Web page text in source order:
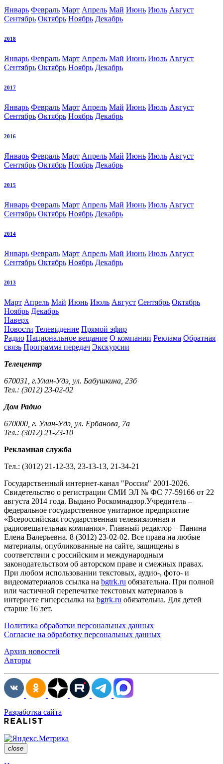
Январь Февраль Март Апрель Май Июнь Июль Август
Сентябрь Октябрь Ноябрь Декабрь
2018
Январь Февраль Март Апрель Май Июнь Июль Август
Сентябрь Октябрь Ноябрь Декабрь
2017
Январь Февраль Март Апрель Май Июнь Июль Август
Сентябрь Октябрь Ноябрь Декабрь
2016
Январь Февраль Март Апрель Май Июнь Июль Август
Сентябрь Октябрь Ноябрь Декабрь
2015
Январь Февраль Март Апрель Май Июнь Июль Август
Сентябрь Октябрь Ноябрь Декабрь
2014
Январь Февраль Март Апрель Май Июнь Июль Август
Сентябрь Октябрь Ноябрь Декабрь
2013
Март Апрель Май Июнь Июль Август Сентябрь Октябрь
Ноябрь Декабрь
Наверх
Новости Телевидение Прямой эфир
Радио Национальное вещание О компании Реклама Обратная
связь Программа передач Экскурсии
Телецентр
670031, г.Улан-Удэ, ул. Бабушкина, 23б
Тел.: (3012) 23-02-02
Дом Радио
670000, г. Улан-Удэ, ул. Ербанова, 7а
Тел.: (3012) 21-23-10
Рекламная служба
Тел.: (3012) 21-12-33, 23-13-13, 21-34-21
Государственный интернет-канал "Россия" 2001-2026.
Cвидетельство о регистрации СМИ ЭЛ № ФС 77-59166 от 22
августа 2014 года. Выдано Роскомнадзор.Учредитель –
федеральное государственное унитарное предприятие
«Всероссийская государственная телевизионная и
радиовещательная компания». Главный редактор – Панина
Елена Валерьевна. 8 (3012) 23-02-02. Все права на любые
материалы, опубликованные на сайте, защищены в
соответствии с российским и международным
законодательством об авторском праве и смежных правах.
При любом использовании текстовых, аудио-, фото- и
видеоматериалов ссылка на bgtrk.ru обязательна. При полной
или частичной перепечатке текстовых материалов в
интернете гиперссылка на bgtrk.ru обязательна. Для детей
старше 16 лет.
Политика обработки персональных данных
Согласие на обработку персональных данных
Архив новостей
Авторы
Разработка сайта
close